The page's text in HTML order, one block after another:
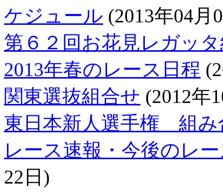
ケジュール (2013年04月
第６２回お花見レガッ
2013年春のレース日程
関東選抜組合せ (2012年
東日本新人選手権 組み
レース速報・今後のレ
22日)